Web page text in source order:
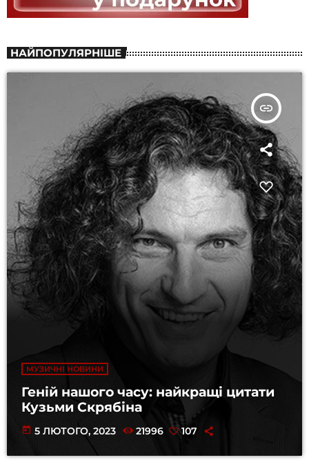
НАЙПОПУЛЯРНІШЕ
insert_link
МУЗИЧНІ НОВИНИ
Геній нашого часу: найкращі цитати
Кузьми Скрябіна
today 5 ЛЮТОГО, 2023 21996 107